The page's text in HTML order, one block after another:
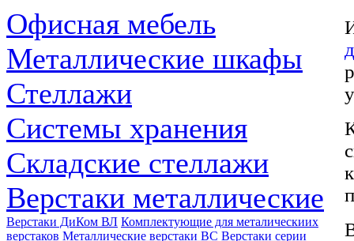
Офисная мебель
Металлические шкафы
Стеллажи
Системы хранения
Складские стеллажи
Верстаки металлические
Верстаки ДиКом ВЛ Комплектующие для металическиих
верстаков Металлические верстаки ВС Верстаки серии